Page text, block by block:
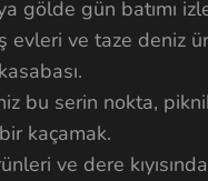
gölde gün batımı
evleri ve taze deniz
bu serin nokta,
kaçamak.
ve dere